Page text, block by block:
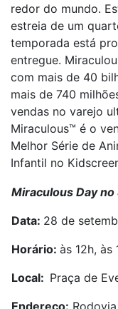
redor do mundo.
estreia de um
temporada está
entregue.
com mais de 40
mais de 740
vendas no varejo
Miraculous™ é o
Melhor Série de
Infantil no
Miraculous Day no
Data: 28 de
Horário: às 12h, às
Local: Praça de
Endereço: